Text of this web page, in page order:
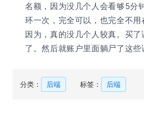
名额，因为没几个人会看够5分
环一次，完全可以，也完全不用
因为，真的没几个人较真。买
了。然后就账户里面躺尸了这些
分类： 后端 标签： 后端